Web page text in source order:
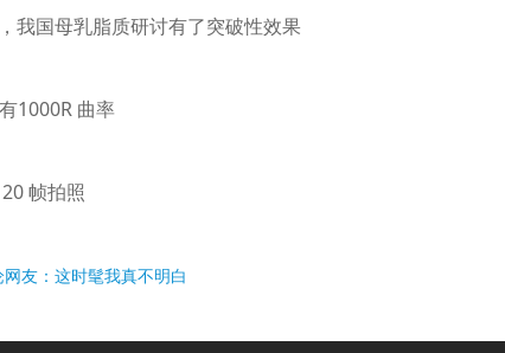
我国母乳脂质研讨有了突破性效果
1000R 曲率
帧拍照
友：这时髦我真不明白